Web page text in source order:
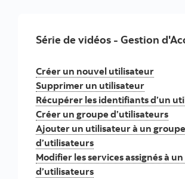
Série de vidéos - Gestion
Créer un nouvel utilisateur
Supprimer un utilisateur
Récupérer les identifiants d’un
Créer un groupe d’utilisateurs
Ajouter un utilisateur à un groupe
d’utilisateurs
Modifier les services assignés à
d’utilisateurs